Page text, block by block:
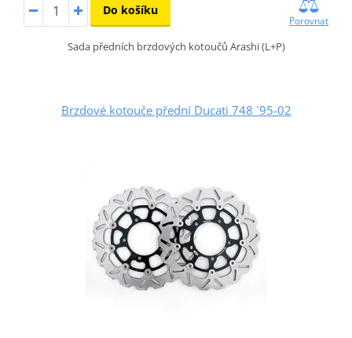
Do košíku
Porovnat
Sada předních brzdových kotoučů Arashi (L+P)
Brzdové kotouče přední Ducati 748 ´95-02